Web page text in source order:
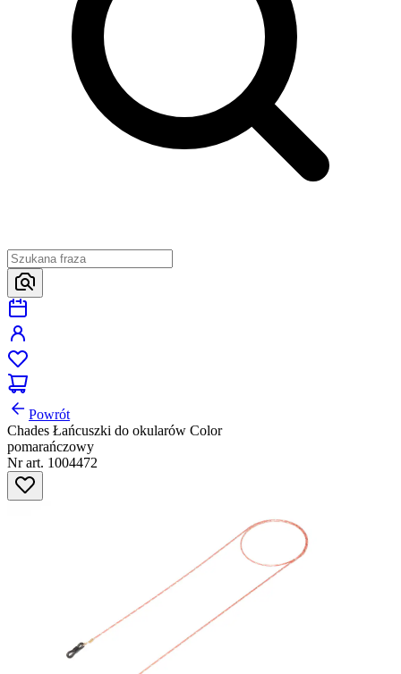
Powrót
Chades Łańcuszki do okularów Color
pomarańczowy
Nr art. 1004472